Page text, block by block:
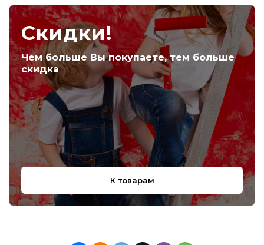
Скидки!
Чем больше Вы покупаете, тем больше
скидка
К товарам